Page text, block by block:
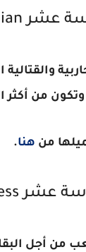
عشر
وتكون من أكثر
من هنا.
عشر
من أجل